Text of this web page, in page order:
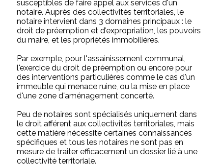
susceptibles de faire appel aux services d'un
notaire. Auprès des collectivités territoriales, le
notaire intervient dans 3 domaines principaux : le
droit de préemption et d'expropriation, les pouvoirs
du maire, et les propriétés immobilières.
Par exemple, pour l'assainissement communal,
l'exercice du droit de préemption ou encore pour
des interventions particulières comme le cas d'un
immeuble qui menace ruine, ou la mise en place
d'une zone d'aménagement concerté.
Peu de notaires sont spécialisés uniquement dans
le droit afférent aux collectivités territoriales, mais
cette matière nécessite certaines connaissances
spécifiques et tous les notaires ne sont pas en
mesure de traiter efficacement un dossier lié à une
collectivité territoriale.